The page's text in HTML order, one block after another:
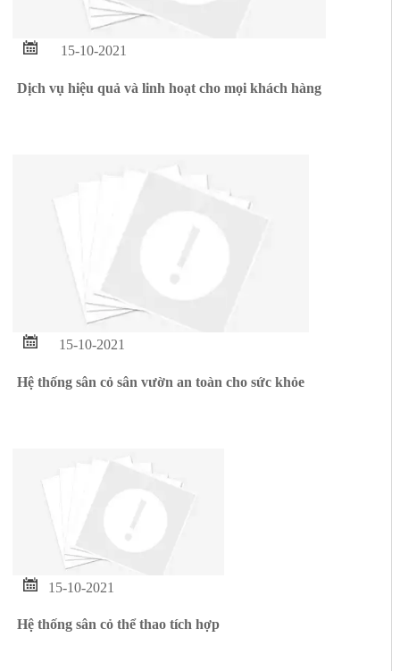
 15-10-2021
Dịch vụ hiệu quả và linh hoạt cho mọi khách hàng
 15-10-2021
Hệ thống sân cỏ sân vườn an toàn cho sức khỏe
 15-10-2021
Hệ thống sân cỏ thể thao tích hợp